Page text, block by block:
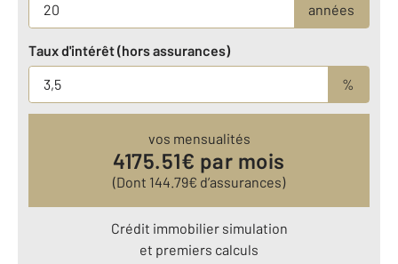
années
Taux d'intérêt (hors assurances)
%
vos mensualités
4175.51€ par mois
(Dont 144.79€ d’assurances)
Crédit immobilier simulation
et premiers calculs